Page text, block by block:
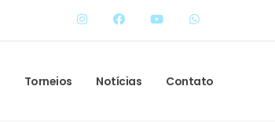
Torneios Notícias Contato